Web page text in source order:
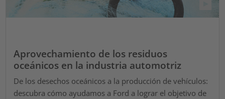
Aprovechamiento de los residuos
oceánicos en la industria automotriz
De los desechos oceánicos a la producción de vehículos:
descubra cómo ayudamos a Ford a lograr el objetivo de